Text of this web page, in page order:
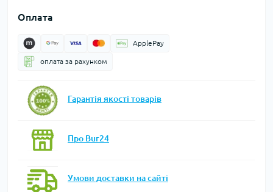
Оплата
ApplePay
оплата за рахунком
Гарантія якості товарів
Про Bur24
Умови доставки на сайті